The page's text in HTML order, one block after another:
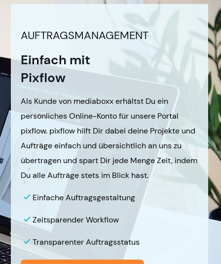
AUFTRAGSMANAGEMENT
Einfach mit
Pixflow
Als Kunde von mediaboxx erhältst Du ein
persönliches Online-Konto für unsere Portal
pixflow. pixflow hilft Dir dabei deine Projekte und
Aufträge einfach und übersichtlich an uns zu
übertragen und spart Dir jede Menge Zeit, indem
Du alle Aufträge stets im Blick hast.
Einfache Auftragsgestaltung
Zeitsparender Workflow
Transparenter Auftragsstatus